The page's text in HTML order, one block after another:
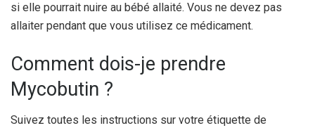
si elle pourrait nuire au bébé allaité. Vous ne devez pas
allaiter pendant que vous utilisez ce médicament.
Comment dois-je prendre
Mycobutin ?
Suivez toutes les instructions sur votre étiquette de